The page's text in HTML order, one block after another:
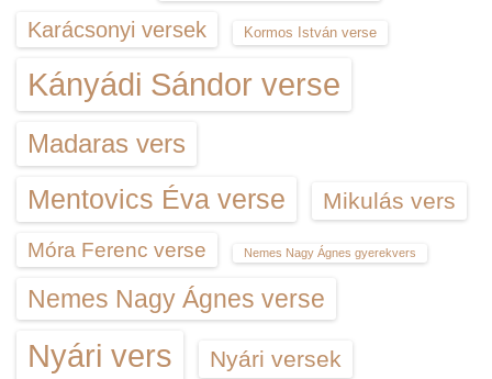
Karácsonyi versek Kormos István verse
Kányádi Sándor verse
Madaras vers
Mentovics Éva verse Mikulás vers
Móra Ferenc verse Nemes Nagy Ágnes gyerekvers
Nemes Nagy Ágnes verse
Nyári vers Nyári versek